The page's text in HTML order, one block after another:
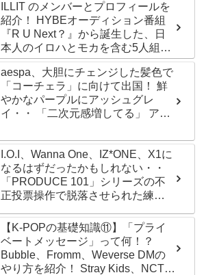
ILLIT のメンバーとプロフィールを
紹介！ HYBEオーディション番組
『R U Next？』から誕生した、日
本人のイロハとモカを含む5人組ガ
ールズグループ！ デビュー曲
「Magnetic」がいきなりの大ヒッ
ト
aespa、大胆にチェンジした髪色で
「コーチェラ」に向けて出国！ 鮮
やかなパープルにアッシュグレ
イ・・ 「二次元感増してる」 アバ
I.O.I、Wanna One、IZ*ONE、X1に
なるはずだったかもしれない・・
「PRODUCE 101」シリーズの不
正投票操作で脱落させられた練習
【K-POPの基礎知識⑪】「プライ
ベートメッセージ」って何！？
Bubble、Fromm、Weverse DMの
やり方を紹介！ Stray Kids、NCT、